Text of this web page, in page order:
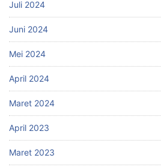
Juli 2024
Juni 2024
Mei 2024
April 2024
Maret 2024
April 2023
Maret 2023